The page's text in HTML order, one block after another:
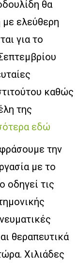
θα
με ελεύθερη
για το
καθώς
της
εδώ
την
με το
οδηγεί τις
θεραπευτικά
Χιλιάδες